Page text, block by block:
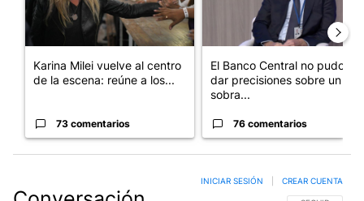
Karina Milei vuelve al centro
de la escena: reúne a los...
73 comentarios
El Banco Central no pudo
dar precisiones sobre un
sobra...
76 comentarios
INICIAR SESIÓN CREAR CUENTA